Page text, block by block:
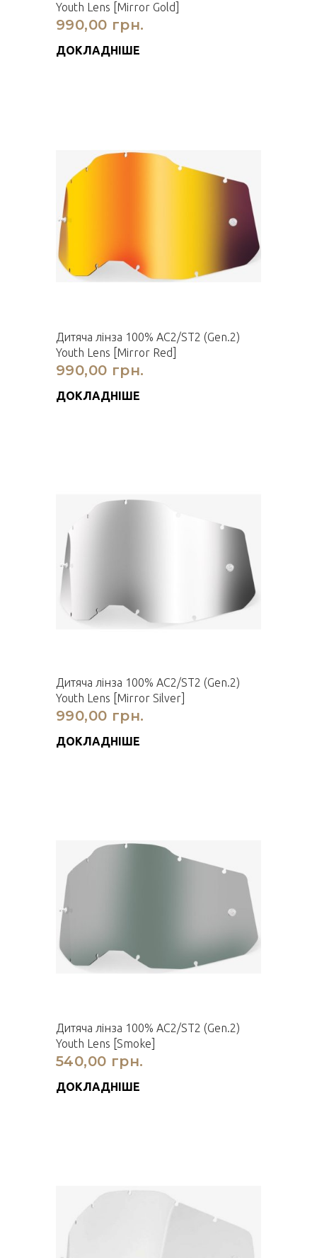
Youth Lens [Mirror Gold]
990,00 грн.
ДОКЛАДНІШЕ
Дитяча лінза 100% AC2/ST2 (Gen.2)
Youth Lens [Mirror Red]
990,00 грн.
ДОКЛАДНІШЕ
Дитяча лінза 100% AC2/ST2 (Gen.2)
Youth Lens [Mirror Silver]
990,00 грн.
ДОКЛАДНІШЕ
Дитяча лінза 100% AC2/ST2 (Gen.2)
Youth Lens [Smoke]
540,00 грн.
ДОКЛАДНІШЕ